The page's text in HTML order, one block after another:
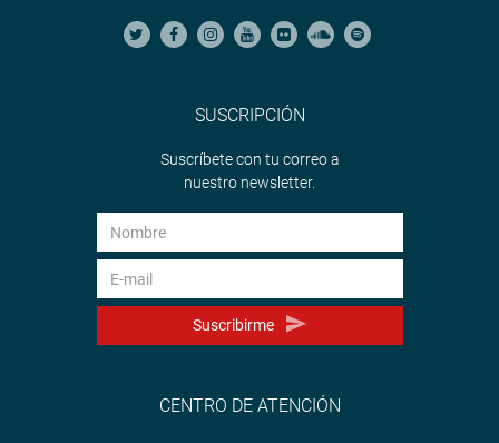
SUSCRIPCIÓN
Suscríbete con tu correo a
nuestro newsletter.
Suscribirme
CENTRO DE ATENCIÓN